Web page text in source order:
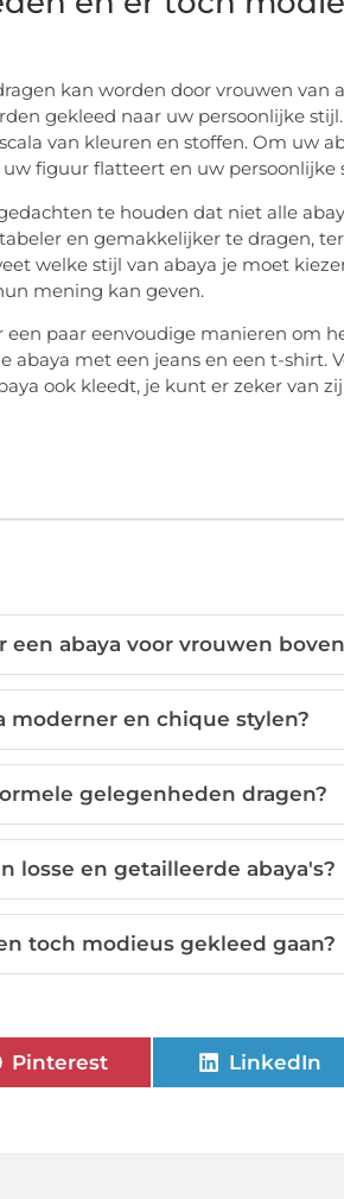
kan worden door vrouwen van
gekleed naar uw persoonlijke
van kleuren en stoffen. Om uw
figuur flatteert en uw persoonlijke
te houden dat niet alle
en gemakkelijker te dragen,
welke stijl van abaya je moet
mening kan geven.
paar eenvoudige manieren om
abaya met een jeans en een t-shirt.
ook kleedt, je kunt er zeker van
abaya voor vrouwen
moderner en chique stylen?
gelegenheden dragen?
losse en getailleerde abaya's?
toch modieus gekleed gaan?
Pinterest LinkedIn